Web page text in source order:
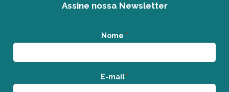
Assine nossa Newsletter
Nome *
E-mail *